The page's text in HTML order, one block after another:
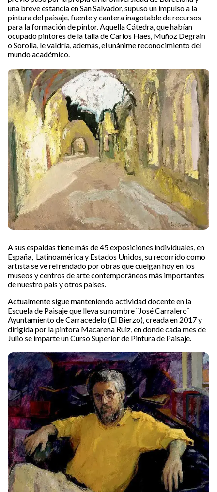
una breve estancia en San Salvador, supuso un impulso a la
pintura del paisaje, fuente y cantera inagotable de recursos
para la formación de pintor. Aquella Cátedra, que habían
ocupado pintores de la talla de Carlos Haes, Muñoz Degrain
o Sorolla, le valdría, además, el unánime reconocimiento del
mundo académico.
A sus espaldas tiene más de 45 exposiciones individuales, en
España, Latinoamérica y Estados Unidos, su recorrido como
artista se ve refrendado por obras que cuelgan hoy en los
museos y centros de arte contemporáneos más importantes
de nuestro país y otros países.
Actualmente sigue manteniendo actividad docente en la
Escuela de Paisaje que lleva su nombre ¨José Carralero¨
Ayuntamiento de Carracedelo (El Bierzo), creada en 2017 y
dirigida por la pintora Macarena Ruiz, en donde cada mes de
Julio se imparte un Curso Superior de Pintura de Paisaje.